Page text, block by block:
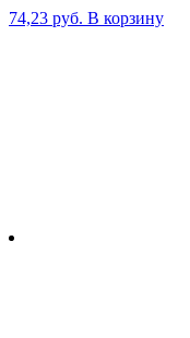
74,23 руб. В корзину